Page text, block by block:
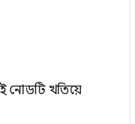
নোডটি খতিয়ে